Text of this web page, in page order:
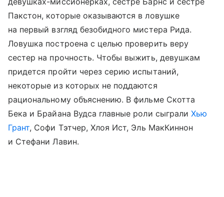
Пакстон, которые оказываются в ловушке
на первый взгляд безобидного мистера Рида.
Ловушка построена с целью проверить веру
сестер на прочность. Чтобы выжить, девушкам
придется пройти через серию испытаний,
некоторые из которых не поддаются
рациональному объяснению. В фильме Скотта
Бека и Брайана Вудса главные роли сыгралиХью
Грант, Софи Тэтчер, Хлоя Ист, Эль МакКиннон
и Стефани Лавин.